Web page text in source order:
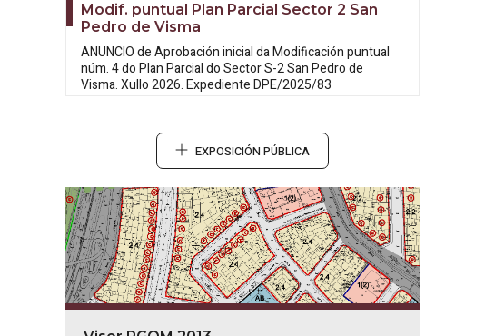
Modif. puntual Plan Parcial Sector 2 San
Pedro de Visma
ANUNCIO de Aprobación inicial daModificación puntual
núm. 4 do Plan Parcial do Sector S-2 San Pedro de
Visma. Xullo 2026. Expediente DPE/2025/83
EXPOSICIÓN PÚBLICA